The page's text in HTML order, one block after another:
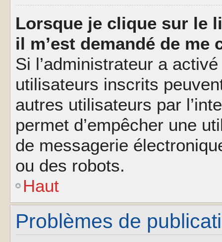
Lorsque je clique sur le
il m’est demandé de me
Si l’administrateur a
utilisateurs inscrits
autres utilisateurs par
permet d’empêcher une
de messagerie
ou des robots.
Haut
Problèmes de